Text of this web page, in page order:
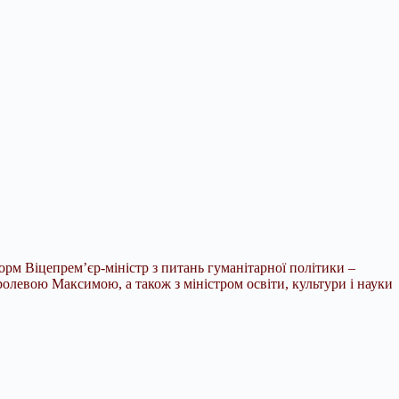
Віцепрем’єр-міністр з питань гуманітарної політики –
Максимою, а також з міністром освіти, культури і науки